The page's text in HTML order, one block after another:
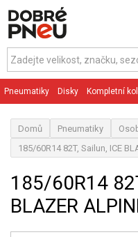
Pneumatiky Disky Kompletní
Domů Pneumatiky
185/60R14 82T, Sailun, ICE
185/60R14
BLAZER